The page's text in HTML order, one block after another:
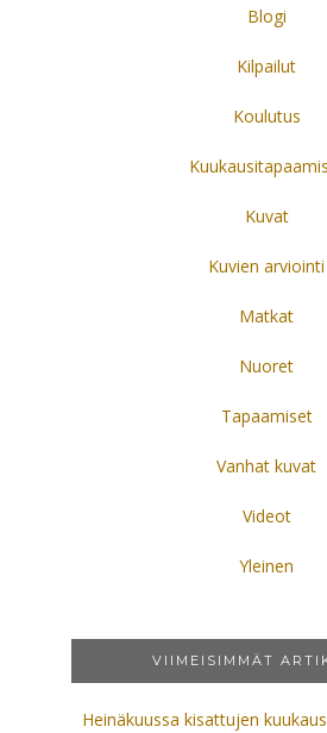
Blogi
Kilpailut
Koulutus
Kuvat
Kuvien arviointi
Matkat
Nuoret
Tapaamiset
Vanhat kuvat
Videot
Yleinen
VIIMEISIMMÄT
Heinäkuussa kisattujen